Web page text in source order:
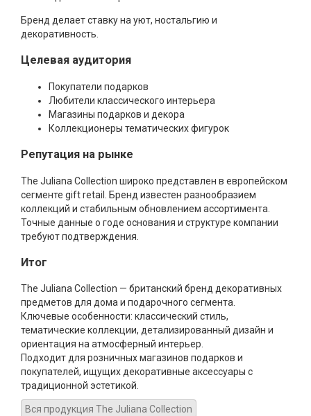
Бренд делает ставку на уют, ностальгию и
декоративность.
Целевая аудитория
Покупатели подарков
Любители классического интерьера
Магазины подарков и декора
Коллекционеры тематических фигурок
Репутация на рынке
The Juliana Collection широко представлен в европейском
сегменте gift retail. Бренд известен разнообразием
коллекций и стабильным обновлением ассортимента.
Точные данные о годе основания и структуре компании
требуют подтверждения.
Итог
The Juliana Collection — британский бренд декоративных
предметов для дома и подарочного сегмента.
Ключевые особенности: классический стиль,
тематические коллекции, детализированный дизайн и
ориентация на атмосферный интерьер.
Подходит для розничных магазинов подарков и
покупателей, ищущих декоративные аксессуары с
традиционной эстетикой.
Вся продукция The Juliana Collection